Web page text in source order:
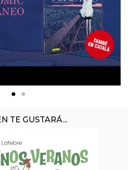
TE GUSTARÁ...